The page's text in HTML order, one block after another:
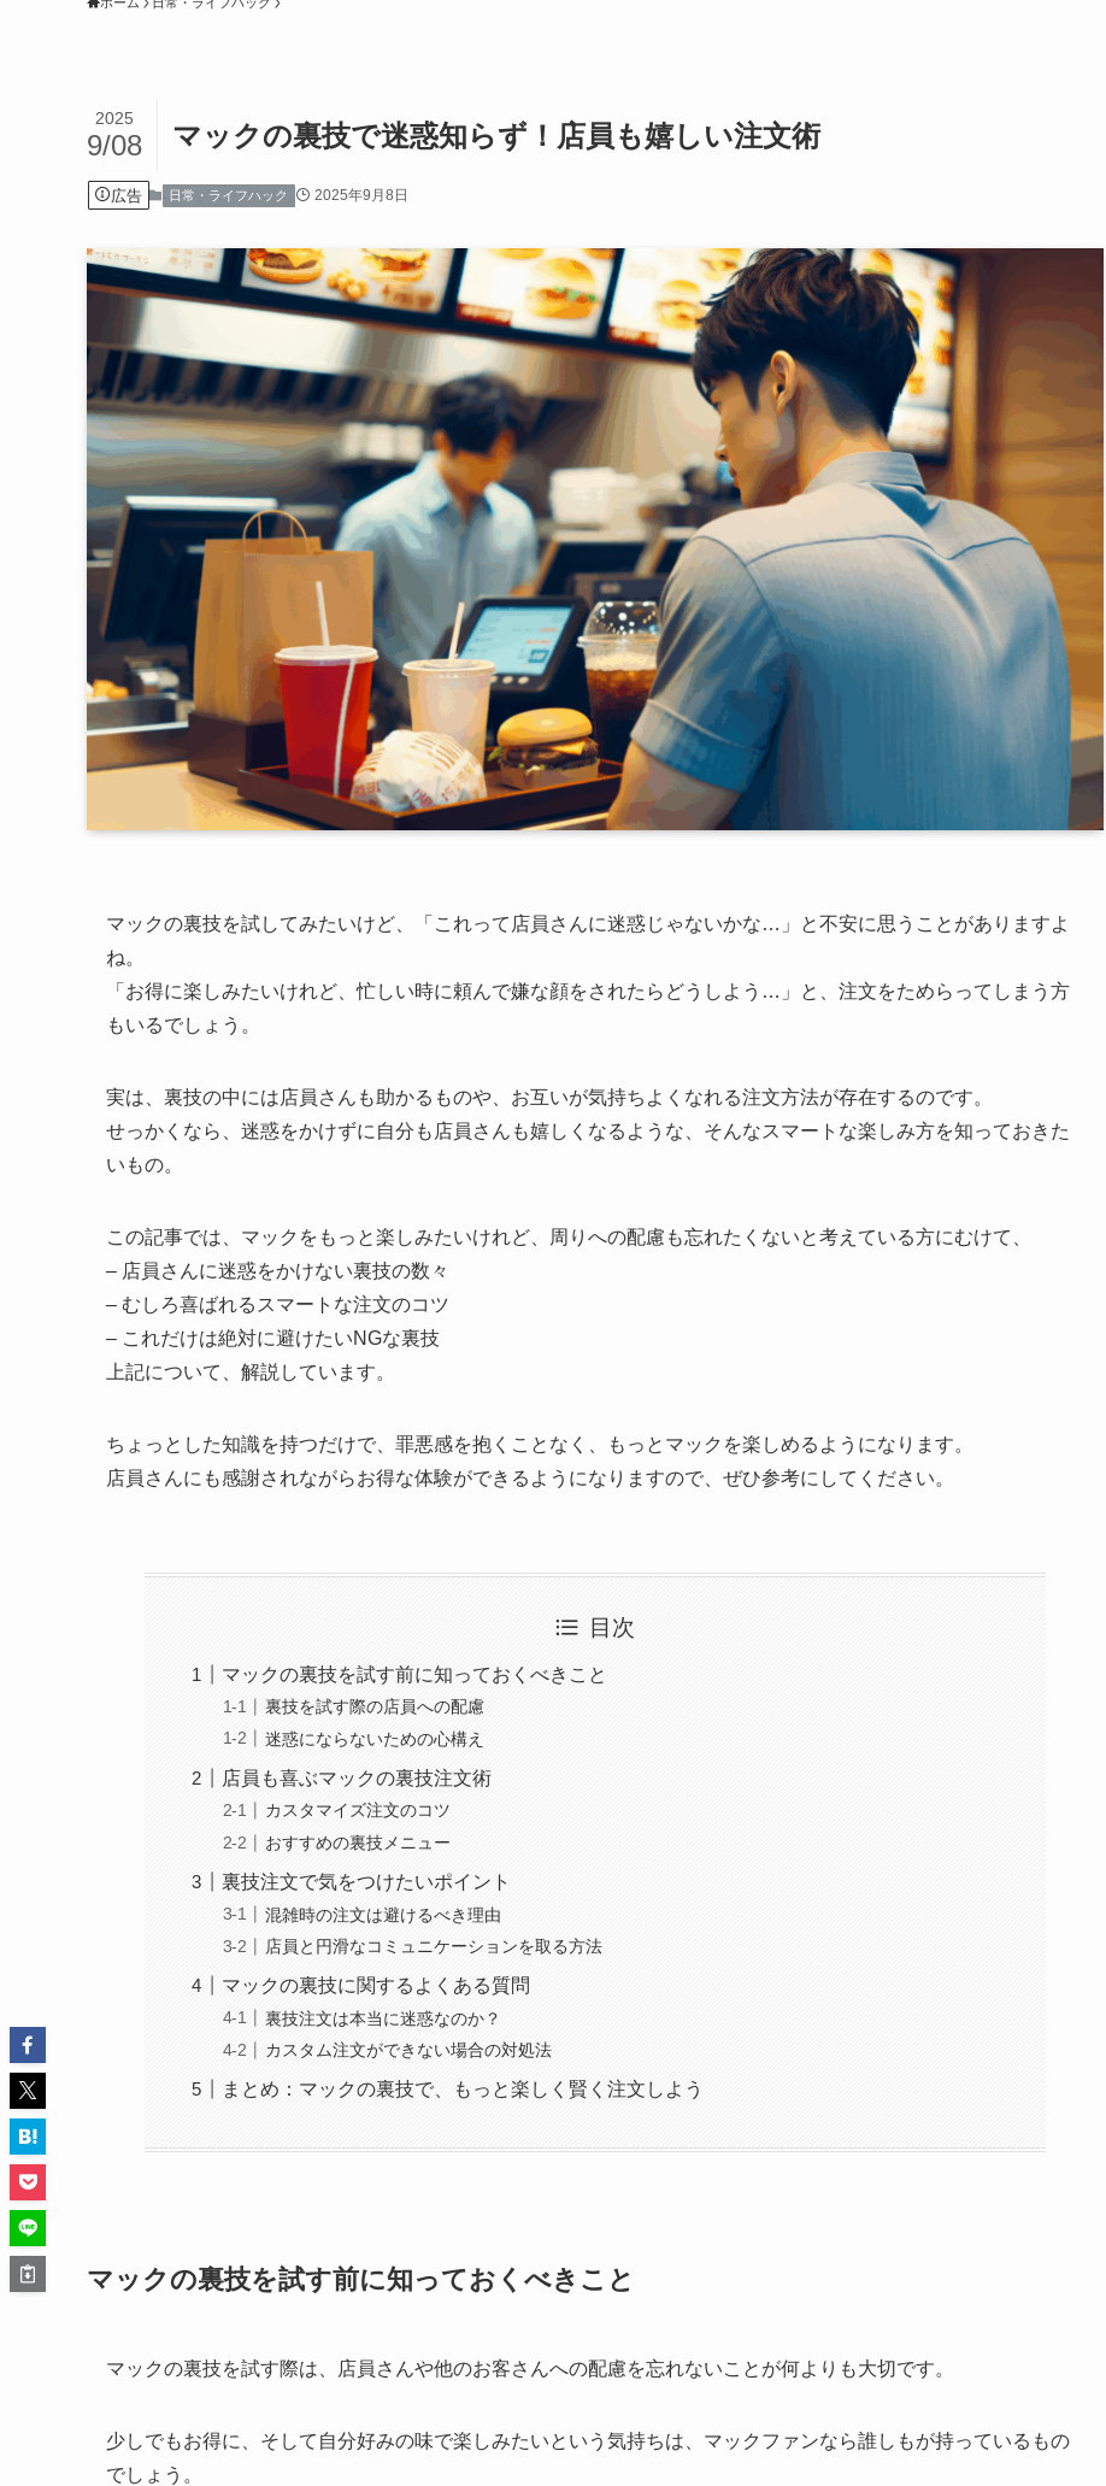
マックの裏技で迷惑知らず！店員も嬉しい注文術
2025
9/08
広告 日常・ライフハック 2025年9月8日
マックの裏技を試してみたいけど、「これって店員さんに迷惑じゃないかな…」と不安に思うことがありますよ
ね。
「お得に楽しみたいけれど、忙しい時に頼んで嫌な顔をされたらどうしよう…」と、注文をためらってしまう方
もいるでしょう。
実は、裏技の中には店員さんも助かるものや、お互いが気持ちよくなれる注文方法が存在するのです。
せっかくなら、迷惑をかけずに自分も店員さんも嬉しくなるような、そんなスマートな楽しみ方を知っておきた
いもの。
この記事では、マックをもっと楽しみたいけれど、周りへの配慮も忘れたくないと考えている方にむけて、
– 店員さんに迷惑をかけない裏技の数々
– むしろ喜ばれるスマートな注文のコツ
– これだけは絶対に避けたいNGな裏技
上記について、解説しています。
ちょっとした知識を持つだけで、罪悪感を抱くことなく、もっとマックを楽しめるようになります。
店員さんにも感謝されながらお得な体験ができるようになりますので、ぜひ参考にしてください。
目次
マックの裏技を試す前に知っておくべきこと
裏技を試す際の店員への配慮
迷惑にならないための心構え
店員も喜ぶマックの裏技注文術
カスタマイズ注文のコツ
おすすめの裏技メニュー
裏技注文で気をつけたいポイント
混雑時の注文は避けるべき理由
店員と円滑なコミュニケーションを取る方法
マックの裏技に関するよくある質問
裏技注文は本当に迷惑なのか？
カスタム注文ができない場合の対処法
まとめ：マックの裏技で、もっと楽しく賢く注文しよう
マックの裏技を試す前に知っておくべきこと
マックの裏技を試す際は、店員さんや他のお客さんへの配慮を忘れないことが何よりも大切です。
少しでもお得に、そして自分好みの味で楽しみたいという気持ちは、マックファンなら誰しもが持っているもの
でしょう。